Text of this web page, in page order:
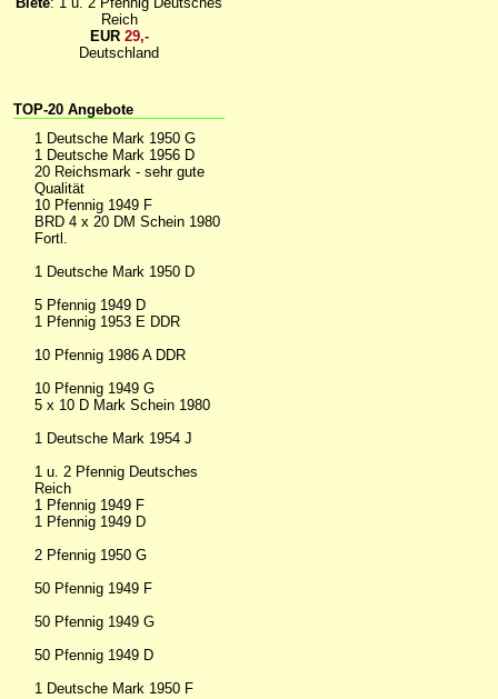
Reich
EUR29,-
Deutschland
TOP-20 Angebote
1 Deutsche Mark 1950 G
1 Deutsche Mark 1956 D
20 Reichsmark - sehr gute
Qualität
10 Pfennig 1949 F
BRD 4 x 20 DM Schein 1980
Fortl.
1 Deutsche Mark 1950 D
5 Pfennig 1949 D
1 Pfennig 1953 E DDR
10 Pfennig 1986 A DDR
10 Pfennig 1949 G
5 x 10 D Mark Schein 1980
1 Deutsche Mark 1954 J
1 u. 2 Pfennig Deutsches
Reich
1 Pfennig 1949 F
1 Pfennig 1949 D
2 Pfennig 1950 G
50 Pfennig 1949 F
50 Pfennig 1949 G
50 Pfennig 1949 D
1 Deutsche Mark 1950 F